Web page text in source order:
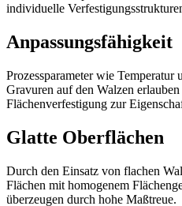
individuelle
Anpassungsfähigkeit
Prozessparameter wie Temperatur
Gravuren auf den Walzen
Flächenverfestigung zur
Glatte Oberflächen
Durch den Einsatz von flachen
Flächen mit homogenem
überzeugen durch hohe Maßtreue.